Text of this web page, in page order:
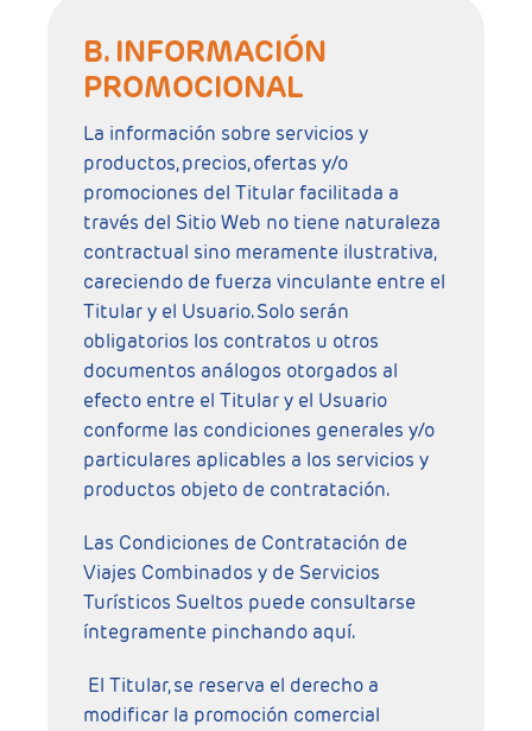
B. INFORMACIÓN
PROMOCIONAL
La información sobre servicios y
productos, precios, ofertas y/o
promociones del Titular facilitada a
través del Sitio Web no tiene naturaleza
contractual sino meramente ilustrativa,
careciendo de fuerza vinculante entre el
Titular y el Usuario. Solo serán
obligatorios los contratos u otros
documentos análogos otorgados al
efecto entre el Titular y el Usuario
conforme las condiciones generales y/o
particulares aplicables a los servicios y
productos objeto de contratación.
Las Condiciones de Contratación de
Viajes Combinados y de Servicios
Turísticos Sueltos puede consultarse
íntegramente pinchando aquí.
El Titular, se reserva el derecho a
modificar la promoción comercial